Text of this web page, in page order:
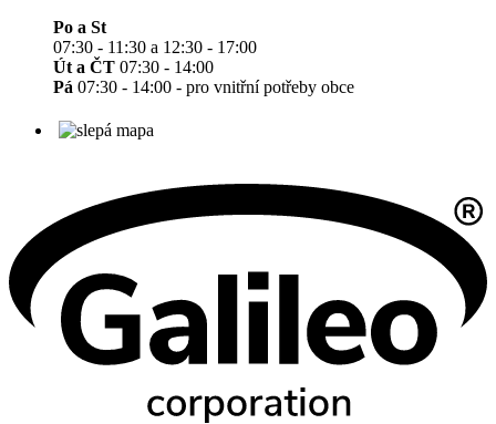
Po a St
07:30 - 11:30 a 12:30 - 17:00
Út a ČT 07:30 - 14:00
Pá 07:30 - 14:00 - pro vnitřní potřeby obce